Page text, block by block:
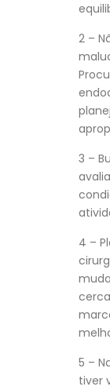
2 –
3 –
4 –
5 –
tiver